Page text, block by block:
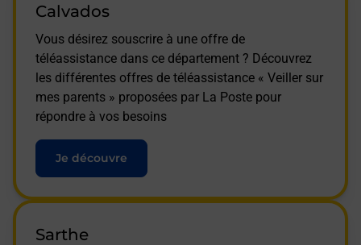
Calvados
Vous désirez souscrire à une offre de
téléassistance dans ce département ? Découvrez
les différentes offres de téléassistance « Veiller sur
mes parents » proposées par La Poste pour
répondre à vos besoins
Je découvre
Sarthe